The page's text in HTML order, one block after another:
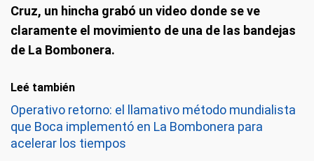
Cruz, un hincha grabó un video donde se ve
claramente el movimiento de una de las bandejas
de La Bombonera.
Leé también
Operativo retorno: el llamativo método mundialista
que Boca implementó en La Bombonera para
acelerar los tiempos